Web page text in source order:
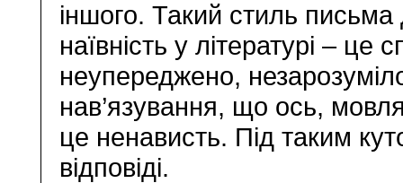
іншого. Такий стиль
наївність у літературі – це
неупереджено,
нав’язування, що ось,
це ненависть. Під таким
відповіді.